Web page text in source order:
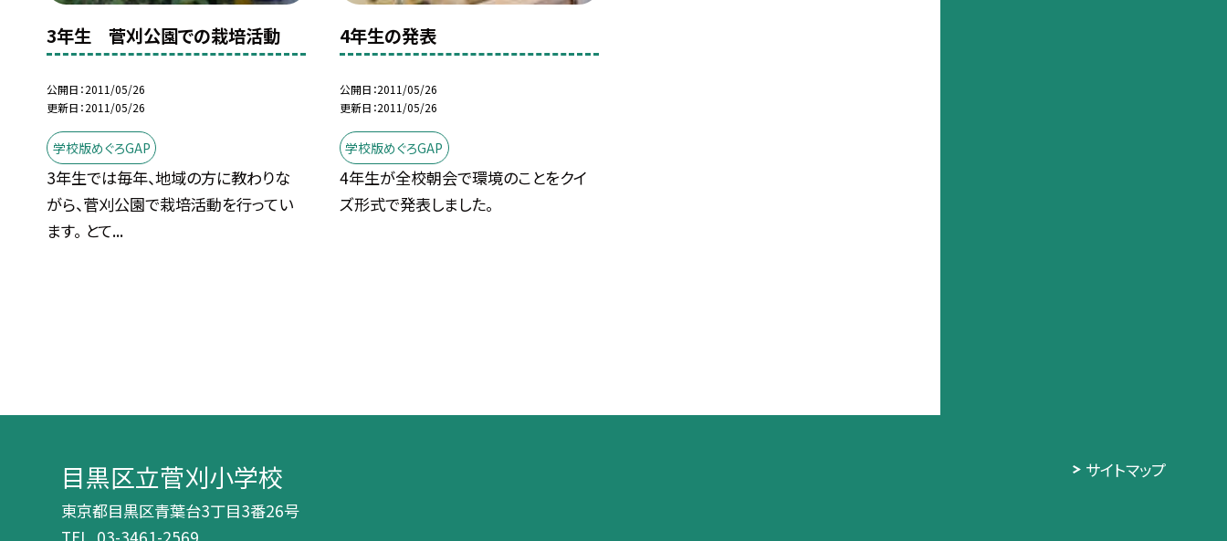
3年生 菅刈公園での栽培活動
公開日 2011/05/26
更新日 2011/05/26
学校版めぐろGAP
3年生では毎年、地域の方に教わりな
がら、菅刈公園で栽培活動を行ってい
ます。 とて...
4年生の発表
公開日 2011/05/26
更新日 2011/05/26
学校版めぐろGAP
4年生が全校朝会で環境のことをクイ
ズ形式で発表しました。
目黒区立菅刈小学校
東京都目黒区青葉台3丁目3番26号
TEL. 03-3461-2569
サイトマップ